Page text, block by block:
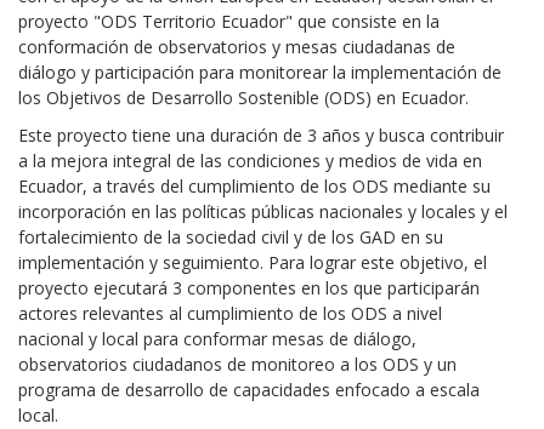
proyecto "ODS Territorio Ecuador" que consiste en la
conformación de observatorios y mesas ciudadanas de
diálogo y participación para monitorear la implementación de
los Objetivos de Desarrollo Sostenible (ODS) en Ecuador.
Este proyecto tiene una duración de 3 años y busca contribuir
a la mejora integral de las condiciones y medios de vida en
Ecuador, a través del cumplimiento de los ODS mediante su
incorporación en las políticas públicas nacionales y locales y el
fortalecimiento de la sociedad civil y de los GAD en su
implementación y seguimiento. Para lograr este objetivo, el
proyecto ejecutará 3 componentes en los que participarán
actores relevantes al cumplimiento de los ODS a nivel
nacional y local para conformar mesas de diálogo,
observatorios ciudadanos de monitoreo a los ODS y un
programa de desarrollo de capacidades enfocado a escala
local.